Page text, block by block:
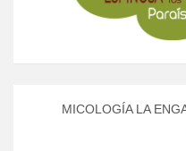
MICOLOGÍA LA